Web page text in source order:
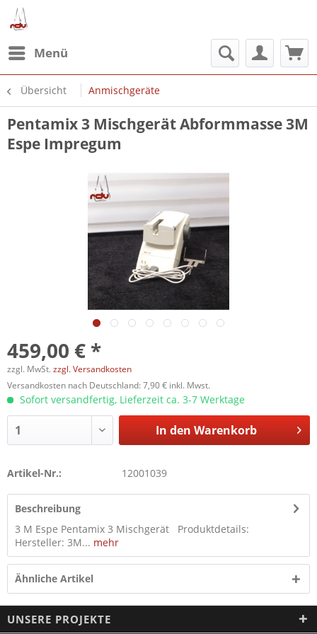
Menü
Übersicht Anmischgeräte
Pentamix 3 Mischgerät Abformmasse 3M
Espe Impregum
459,00 € *
zzgl. MwSt. zzgl. Versandkosten
Versandkosten nach Deutschland: 7,90 € inkl. Mwst.
Sofort versandfertig, Lieferzeit ca. 3-7 Werktage
In den Warenkorb
Artikel-Nr.: 12001039
Beschreibung
3 M Espe Pentamix 3 Mischgerät Produktdetails:
Hersteller: 3M... mehr
Ähnliche Artikel
UNSERE PROJEKTE